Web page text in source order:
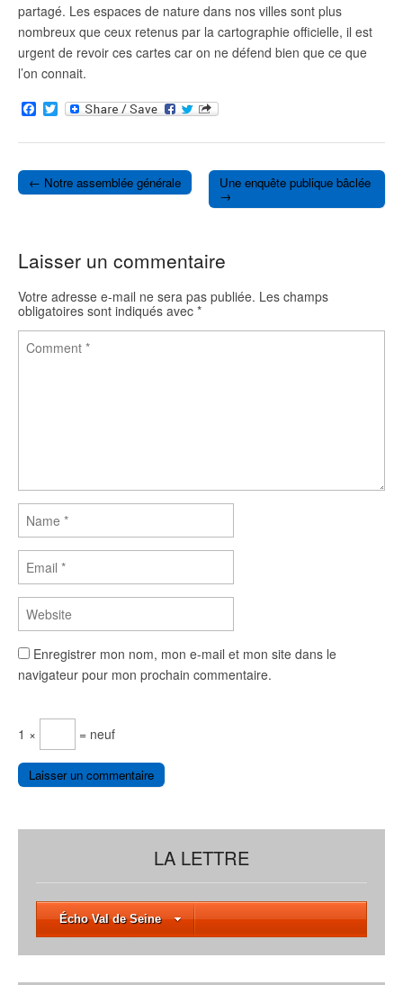
partagé. Les espaces de nature dans nos villes sont plus
nombreux que ceux retenus par la cartographie officielle, il est
urgent de revoir ces cartes car on ne défend bien que ce que
l’on connait.
F
a
c
b
o
o
T
w
i
t
e
r
Post navigation
← Notre assemblée générale Une enquête publique bâclée
→
Laisser un commentaire
Votre adresse e-mail ne sera pas publiée. Les champs
obligatoires sont indiqués avec *
Enregistrer mon nom, mon e-mail et mon site dans le
navigateur pour mon prochain commentaire.
1 × = neuf
LA LETTRE
Écho Val de Seine